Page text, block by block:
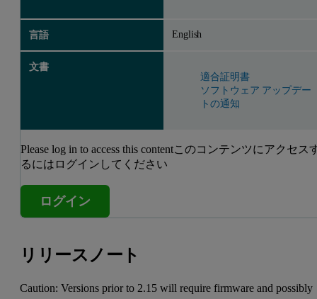
言語 English
文書
適合証明書
ソフトウェア アップデー
トの通知
Please log in to access this contentこのコンテンツにアクセス
るにはログインしてください
ログイン
リリースノート
Caution: Versions prior to 2.15 will require firmware and possibly